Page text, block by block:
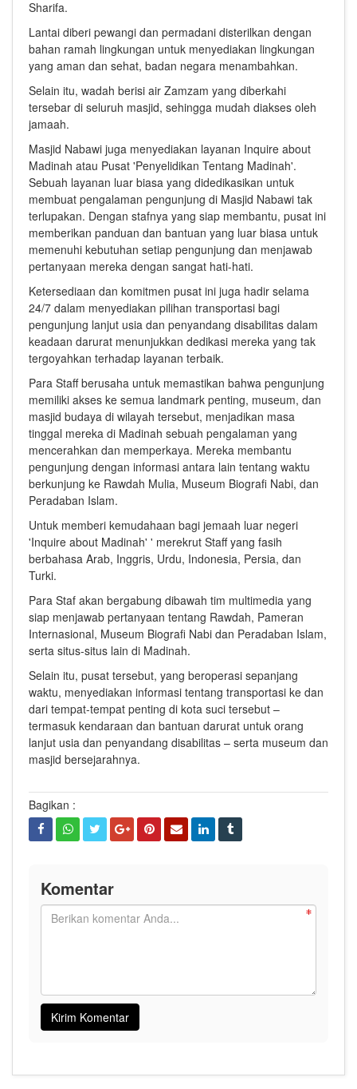
Sharifa.
Lantai diberi pewangi dan permadani disterilkan dengan
bahan ramah lingkungan untuk menyediakan lingkungan
yang aman dan sehat, badan negara menambahkan.
Selain itu, wadah berisi air Zamzam yang diberkahi
tersebar di seluruh masjid, sehingga mudah diakses oleh
jamaah.
Masjid Nabawi juga menyediakan layanan Inquire about
Madinah atau Pusat 'Penyelidikan Tentang Madinah'.
Sebuah layanan luar biasa yang didedikasikan untuk
membuat pengalaman pengunjung di Masjid Nabawi tak
terlupakan. Dengan stafnya yang siap membantu, pusat ini
memberikan panduan dan bantuan yang luar biasa untuk
memenuhi kebutuhan setiap pengunjung dan menjawab
pertanyaan mereka dengan sangat hati-hati.
Ketersediaan dan komitmen pusat ini juga hadir selama
24/7 dalam menyediakan pilihan transportasi bagi
pengunjung lanjut usia dan penyandang disabilitas dalam
keadaan darurat menunjukkan dedikasi mereka yang tak
tergoyahkan terhadap layanan terbaik.
Para Staff berusaha untuk memastikan bahwa pengunjung
memiliki akses ke semua landmark penting, museum, dan
masjid budaya di wilayah tersebut, menjadikan masa
tinggal mereka di Madinah sebuah pengalaman yang
mencerahkan dan memperkaya. Mereka membantu
pengunjung dengan informasi antara lain tentang waktu
berkunjung ke Rawdah Mulia, Museum Biografi Nabi, dan
Peradaban Islam.
Untuk memberi kemudahaan bagi jemaah luar negeri
'Inquire about Madinah' ' merekrut Staff yang fasih
berbahasa Arab, Inggris, Urdu, Indonesia, Persia, dan
Turki.
Para Staf akan bergabung dibawah tim multimedia yang
siap menjawab pertanyaan tentang Rawdah, Pameran
Internasional, Museum Biografi Nabi dan Peradaban Islam,
serta situs-situs lain di Madinah.
Selain itu, pusat tersebut, yang beroperasi sepanjang
waktu, menyediakan informasi tentang transportasi ke dan
dari tempat-tempat penting di kota suci tersebut –
termasuk kendaraan dan bantuan darurat untuk orang
lanjut usia dan penyandang disabilitas – serta museum dan
masjid bersejarahnya.
Bagikan :
Komentar